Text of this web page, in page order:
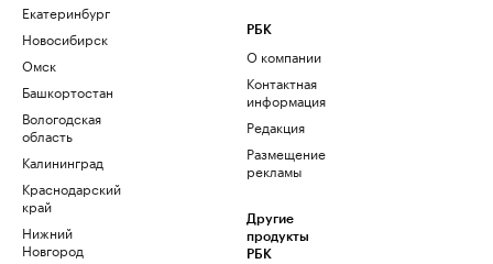
Екатеринбург
Новосибирск
Омск
Башкортостан
Вологодская
область
Калининград
Краснодарский
край
Нижний
Новгород
РБК
О компании
Контактная
информация
Редакция
Размещение
рекламы
Другие
продукты
РБК